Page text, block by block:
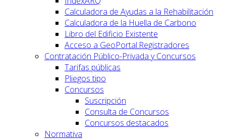
Calculadora de Ayudas a la Rehabilitación
Calculadora de la Huella de Carbono
Libro del Edificio Existente
Acceso a GeoPortal.Registradores
Contratación Público-Privada y Concursos
Tarifas públicas
Pliegos tipo
Concursos
Suscripción
Consulta de Concursos
Concursos destacados
Normativa